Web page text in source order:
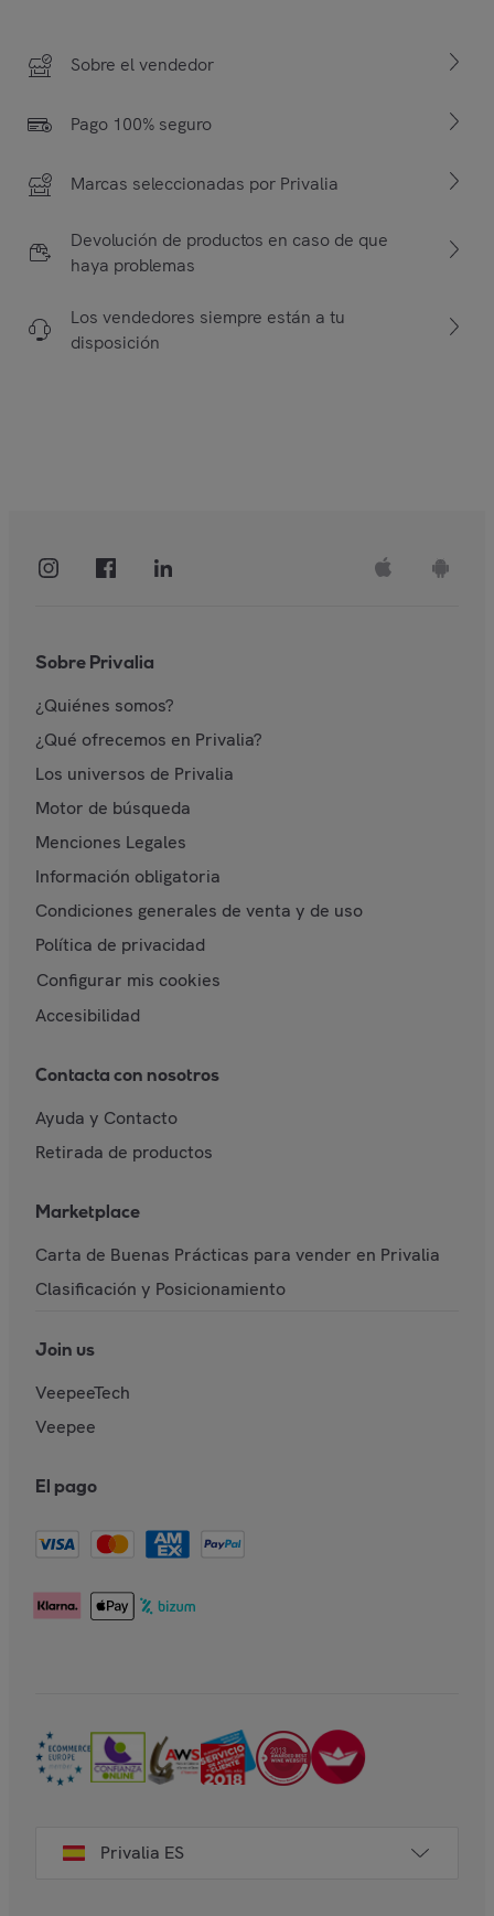
Sobre el vendedor
Pago 100% seguro
Marcas seleccionadas por Privalia
Devolución de productos en caso de que
haya problemas
Los vendedores siempre están a tu
disposición
Sobre Privalia
¿Quiénes somos?
¿Qué ofrecemos en Privalia?
Los universos de Privalia
Motor de búsqueda
Menciones Legales
Información obligatoria
Condiciones generales de venta y de uso
Política de privacidad
Configurar mis cookies
Accesibilidad
Contacta con nosotros
Ayuda y Contacto
Retirada de productos
Marketplace
Carta de Buenas Prácticas para vender en Privalia
Clasificación y Posicionamiento
Join us
VeepeeTech
Veepee
El pago
Privalia ES